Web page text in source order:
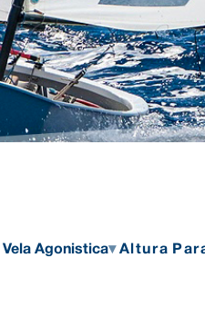
Vela Agonistica Altura